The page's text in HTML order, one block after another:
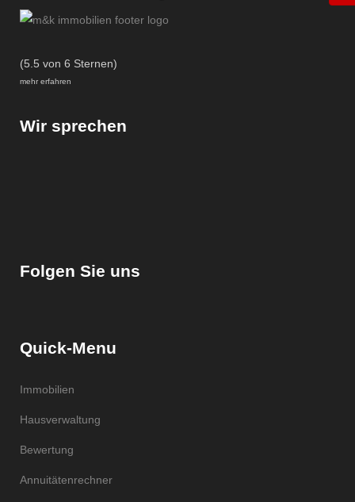
(5.5 von 6 Sternen)
mehr erfahren
Wir sprechen
Folgen Sie uns
Quick-Menu
Immobilien
Hausverwaltung
Bewertung
Annuitätenrechner